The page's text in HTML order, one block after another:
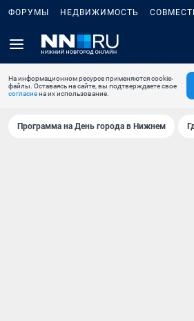
ФОРУМЫ НЕДВИЖИМОСТЬ
На информационном ресурсе применяются cookie-
файлы. Оставаясь на сайте, вы подтверждаете свое
согласиена их использование.
Программа на День города в Нижнем